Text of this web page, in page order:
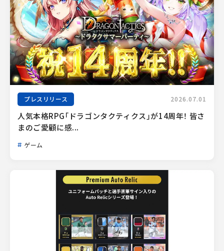
プレスリリース 2026.07.01
人気本格RPG「ドラゴンタクティクス」が14周年！ 皆さ
まのご愛顧に感...
ゲーム